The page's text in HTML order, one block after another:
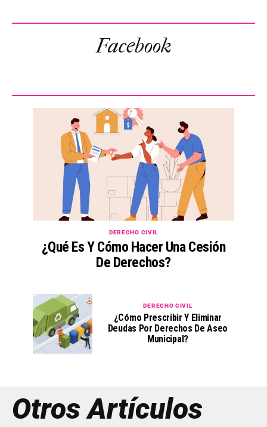
Facebook
DERECHO CIVIL
¿Qué Es Y Cómo Hacer Una Cesión
De Derechos?
DERECHO CIVIL
¿Cómo Prescribir Y Eliminar
Deudas Por Derechos De Aseo
Municipal?
Otros Artículos